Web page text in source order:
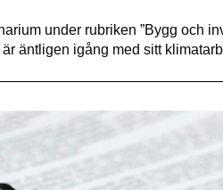
under rubriken ”Bygg och
äntligen igång med sitt